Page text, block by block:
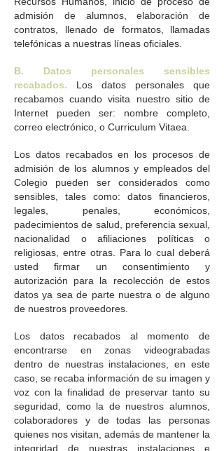
admisión de alumnos, elaboración de
contratos, llenado de formatos, llamadas
telefónicas a nuestras líneas oficiales.
B. Datos personales sensibles
recabados. Los datos personales que
recabamos cuando visita nuestro sitio de
Internet pueden ser: nombre completo,
correo electrónico, o Curriculum Vitaea.
Los datos recabados en los procesos de
admisión de los alumnos y empleados del
Colegio pueden ser considerados como
sensibles, tales como: datos financieros,
legales, penales, económicos,
padecimientos de salud, preferencia sexual,
nacionalidad o afiliaciones políticas o
religiosas, entre otras. Para lo cual deberá
usted firmar un consentimiento y
autorización para la recolección de estos
datos ya sea de parte nuestra o de alguno
de nuestros proveedores.
Los datos recabados al momento de
encontrarse en zonas videograbadas
dentro de nuestras instalaciones, en este
caso, se recaba información de su imagen y
voz con la finalidad de preservar tanto su
seguridad, como la de nuestros alumnos,
colaboradores y de todas las personas
quienes nos visitan, además de mantener la
integridad de nuestras instalaciones e